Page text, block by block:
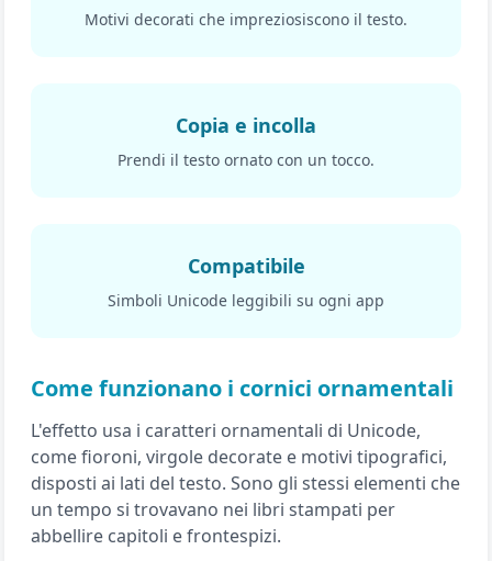
Motivi decorati che impreziosiscono il testo.
Copia e incolla
Prendi il testo ornato con un tocco.
Compatibile
Simboli Unicode leggibili su ogni app
Come funzionano i cornici ornamentali
L'effetto usa i caratteri ornamentali di Unicode,
come fioroni, virgole decorate e motivi tipografici,
disposti ai lati del testo. Sono gli stessi elementi che
un tempo si trovavano nei libri stampati per
abbellire capitoli e frontespizi.